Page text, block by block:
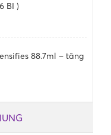
BI )
88.7ml – tăng